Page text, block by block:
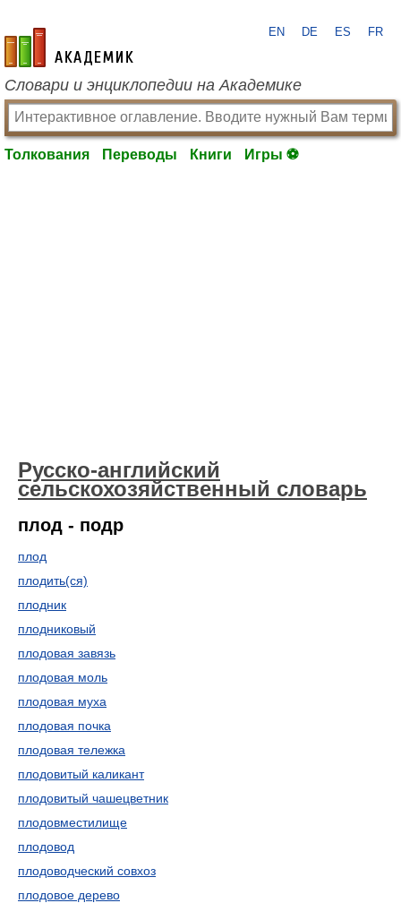
academic.ru
EN DE ES FR
Словари и энциклопедии на Академике
Толкования Переводы Книги Игры ⚽
Русско-английский
сельскохозяйственный словарь
плод - подр
плод
плодить(ся)
плодник
плодниковый
плодовая завязь
плодовая моль
плодовая муха
плодовая почка
плодовая тележка
плодовитый каликант
плодовитый чашецветник
плодовместилище
плодовод
плодоводческий совхоз
плодовое дерево